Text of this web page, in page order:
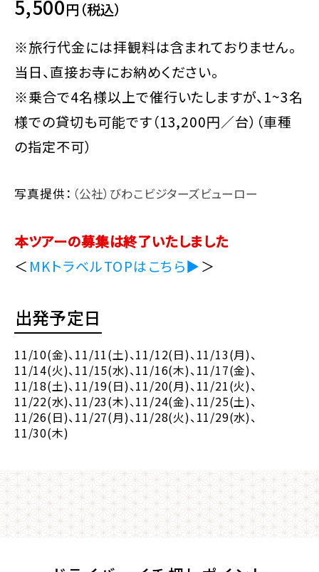
5,500円（税込）
※旅行代金には拝観料は含まれておりません。
当日、直接お寺にお納めください。
※乗合で4名様以上で催行いたしますが、1~3名
様での貸切も可能です（13,200円／台）（車種
の指定不可）
写真提供： （公社）びわこビジターズビューロー
本ツアーの募集は終了いたしました
＜ MKトラベルTOPはこちら▶＞
出発予定日
11/10(金)、11/11(土)、11/12(日)、11/13(月)、
11/14(火)、11/15(水)、11/16(木)、11/17(金)、
11/18(土)、11/19(日)、11/20(月)、11/21(火)、
11/22(水)、11/23(木)、11/24(金)、11/25(土)、
11/26(日)、11/27(月)、11/28(火)、11/29(水)、
11/30(木)